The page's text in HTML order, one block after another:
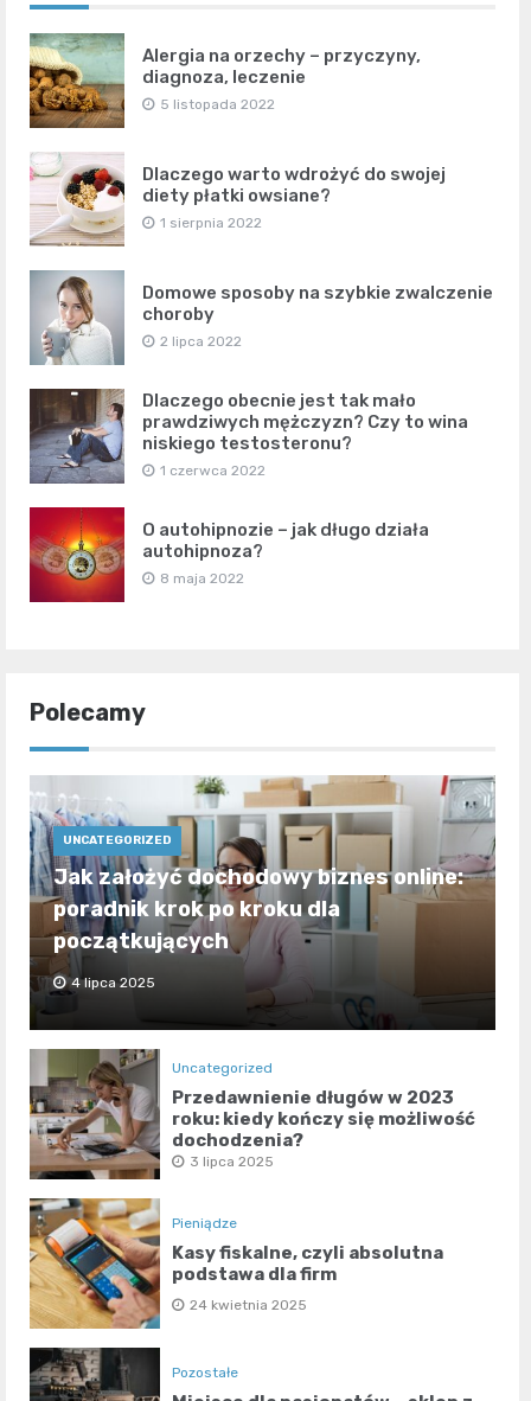
Alergia na orzechy – przyczyny,
diagnoza, leczenie
5 listopada 2022
Dlaczego warto wdrożyć do swojej
diety płatki owsiane?
1 sierpnia 2022
Domowe sposoby na szybkie zwalczenie
choroby
2 lipca 2022
Dlaczego obecnie jest tak mało
prawdziwych mężczyzn? Czy to wina
niskiego testosteronu?
1 czerwca 2022
O autohipnozie – jak długo działa
autohipnoza?
8 maja 2022
Polecamy
UNCATEGORIZED
Jak założyć dochodowy biznes online:
poradnik krok po kroku dla
początkujących
4 lipca 2025
Uncategorized
Przedawnienie długów w 2023
roku: kiedy kończy się możliwość
dochodzenia?
3 lipca 2025
Pieniądze
Kasy fiskalne, czyli absolutna
podstawa dla firm
24 kwietnia 2025
Pozostałe